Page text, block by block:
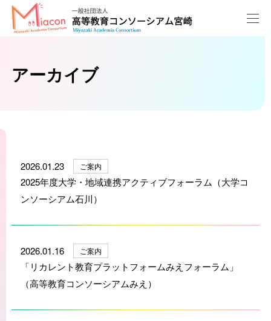
アーカイブ
2026.01.23 ご案内
2025年度大学・地域連携アクティブフォーラム（大学コ
ンソーシアム石川）
2026.01.16 ご案内
「リカレント教育プラットフォームみえフォーラム」
（高等教育コンソーシアムみえ）